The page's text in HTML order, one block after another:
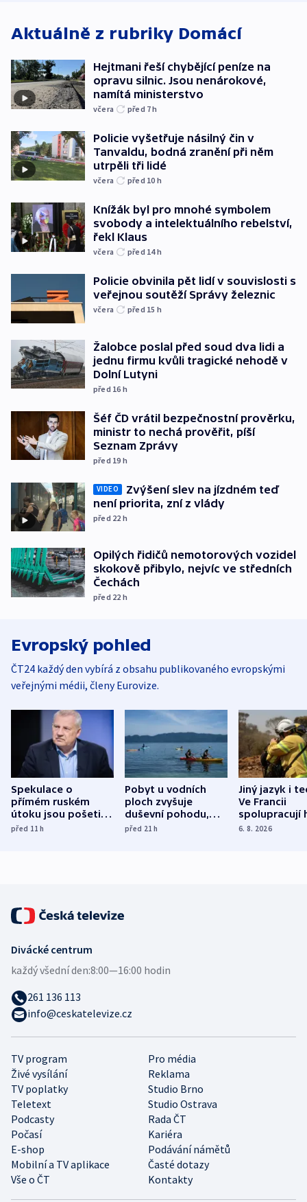
Aktuálně z rubriky Domácí
Hejtmani řeší chybějící peníze na
opravu silnic. Jsou nenárokové,
namítá ministerstvo
včera před 7h
Policie vyšetřuje násilný čin v
Tanvaldu, bodná zranění při něm
utrpěli tři lidé
včera před 10 h
Knížák byl pro mnohé symbolem
svobody a intelektuálního rebelství,
řekl Klaus
včera před 14h
Policie obvinila pět lidí v souvislosti s
veřejnou soutěží Správy železnic
včera před 15 h
Žalobce poslal před soud dva lidi a
jednu firmu kvůli tragické nehodě v
Dolní Lutyni
před 16 h
Šéf ČD vrátil bezpečnostní prověrku,
ministr to nechá prověřit, píší
Seznam Zprávy
před 19 h
VIDEO
Zvýšení slev na jízdném teď
není priorita, zní z vlády
před 22 h
Opilých řidičů nemotorových vozidel
skokově přibylo, nejvíc ve středních
Čechách
před 22 h
Evropský pohled
ČT24 každý den vybírá z obsahu publikovaného evropskými
veřejnými médii, členy Eurovize.
Spekulace o
přímém ruském
útoku jsou pošetilé,
míní estonský
před 11h
Pobyt u vodních
ploch zvyšuje
duševní pohodu,
ukázala
před 21h
Jiný jazyk i
Ve Francii
spolupracují
různých zemí
6. 8. 2026
TV program
Pro média
Živé vysílání
Reklama
TV poplatky
Studio Brno
Teletext
Studio Ostrava
Podcasty
Rada ČT
Počasí
Kariéra
E-shop
Podávání námětů
Mobilní a TV aplikace
Časté dotazy
Vše o ČT
Kontakty
Divácké centrum
každý všední den:8:00—16:00 hodin
261 136 113
info@ceskatelevize.cz